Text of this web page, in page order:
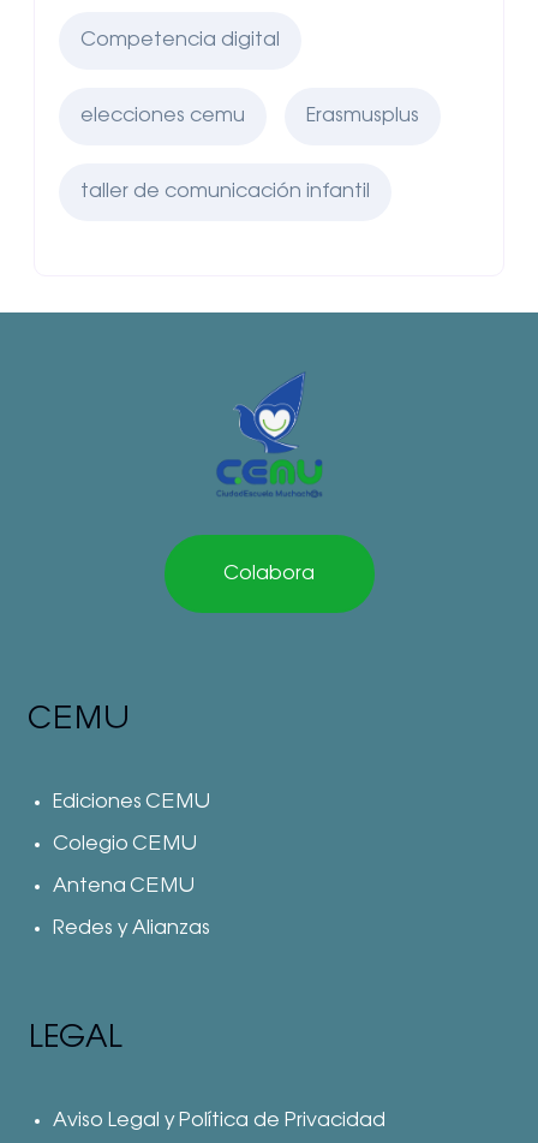
Competencia digital
elecciones cemu Erasmusplus
taller de comunicación infantil
Colabora
CEMU
Ediciones CEMU
Colegio CEMU
Antena CEMU
Redes y Alianzas
LEGAL
Aviso Legal y Política de Privacidad